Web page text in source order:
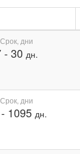
Срок, дни
- 30 дн.
Срок, дни
- 1095 дн.